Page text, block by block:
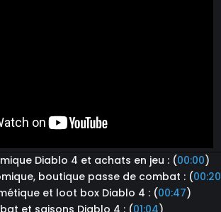
Diablo 4 et achats en jeu : (00:00)
boutique passe de combat : (00:20
et loot box Diablo 4 : (00:47)
et saisons Diablo 4 : (01:04)